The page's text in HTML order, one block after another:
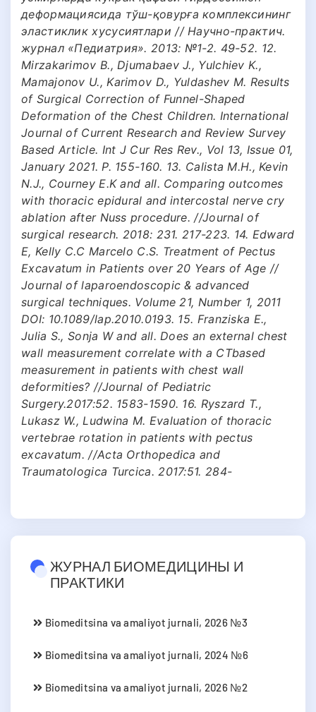
деформациясида тўш-қовурға комплексининг
эластиклик хусусиятлари // Научно-практич.
журнал «Педиатрия». 2013: №1-2. 49-52. 12.
Mirzakarimov B., Djumabaev J., Yulchiev K.,
Mamajonov U., Karimov D., Yuldashev M. Results
of Surgical Correction of Funnel-Shaped
Deformation of the Chest Children. International
Journal of Current Research and Review Survey
Based Article. Int J Cur Res Rev., Vol 13, Issue 01,
January 2021. Р. 155-160. 13. Calista M.H., Kevin
N.J., Courney E.K and all. Comparing outcomes
with thoracic epidural and intercostal nerve cry
ablation after Nuss procedure. //Journal of
surgical research. 2018: 231. 217-223. 14. Edward
E, Kelly C.C Marcelo C.S. Treatment of Pectus
Excavatum in Patients over 20 Years of Age //
Journal of laparoendoscopic & advanced
surgical techniques. Volume 21, Number 1, 2011
DOI: 10.1089/lap.2010.0193. 15. Franziska E.,
Julia S., Sonja W and all. Does an external chest
wall measurement correlate with a CTbased
measurement in patients with chest wall
deformities? //Journal of Pediatric
Surgery.2017:52. 1583-1590. 16. Ryszard T.,
Lukasz W., Ludwina M. Evaluation of thoracic
vertebrae rotation in patients with pectus
excavatum. //Acta Orthopedica and
Traumatologica Turcica. 2017:51. 284-
ЖУРНАЛ БИОМЕДИЦИНЫ И
ПРАКТИКИ
Biomeditsina va amaliyot jurnali, 2026 №3
Biomeditsina va amaliyot jurnali, 2024 №6
Biomeditsina va amaliyot jurnali, 2026 №2